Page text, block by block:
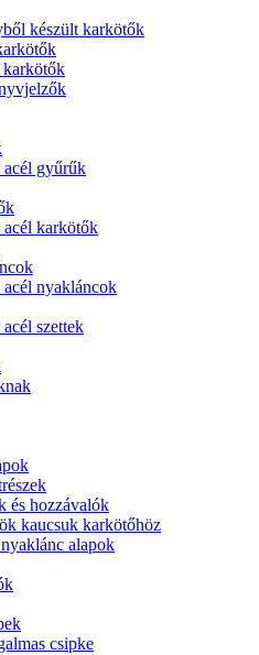
készült karkötők
karkötők
acél gyűrűk
acél karkötők
acél nyakláncok
szettek
és hozzávalók
kaucsuk karkötőhöz
alapok
csipke